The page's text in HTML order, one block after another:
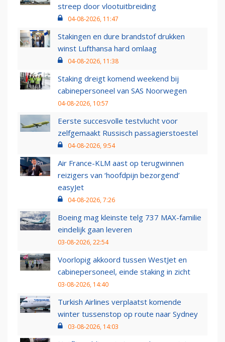
streep door vlootuitbreiding
04-08-2026, 11:47
Stakingen en dure brandstof drukken
winst Lufthansa hard omlaag
04-08-2026, 11:38
Staking dreigt komend weekend bij
cabinepersoneel van SAS Noorwegen
04-08-2026, 10:57
Eerste succesvolle testvlucht voor
zelfgemaakt Russisch passagierstoestel
04-08-2026, 9:54
Air France-KLM aast op terugwinnen
reizigers van ‘hoofdpijn bezorgend’
easyJet
04-08-2026, 7:26
Boeing mag kleinste telg 737 MAX-familie
eindelijk gaan leveren
03-08-2026, 22:54
Voorlopig akkoord tussen WestJet en
cabinepersoneel, einde staking in zicht
03-08-2026, 14:40
Turkish Airlines verplaatst komende
winter tussenstop op route naar Sydney
03-08-2026, 14:03